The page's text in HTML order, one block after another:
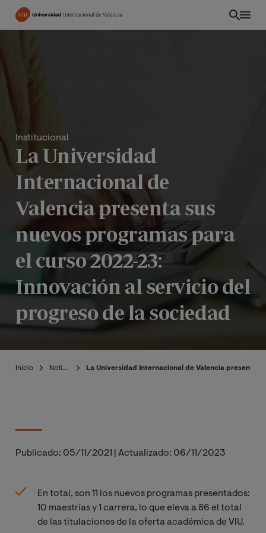
Pasar
Institucional
La Universidad
Internacional de
Valencia presenta sus
nuevos programas para
el curso 2022-23:
Innovación al servicio del
progreso de la sociedad
Inicio Noticias La Universidad Internacional de Valencia presenta
Publicado: 05/11/2021 Actualizado: 06/11/2023
En total, son 11 los nuevos programas presentados:
10 maestrías y 1 carrera, lo que eleva a 86 el total
de las titulaciones de la oferta académica de VIU.